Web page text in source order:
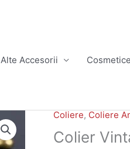
Alte Accesorii Cosmetice
Coliere, Coliere
Colier